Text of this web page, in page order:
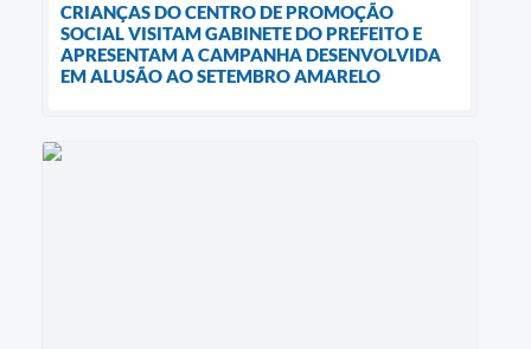
CRIANÇAS DO CENTRO DE PROMOÇÃO
SOCIAL VISITAM GABINETE DO PREFEITO E
APRESENTAM A CAMPANHA DESENVOLVIDA
EM ALUSÃO AO SETEMBRO AMARELO